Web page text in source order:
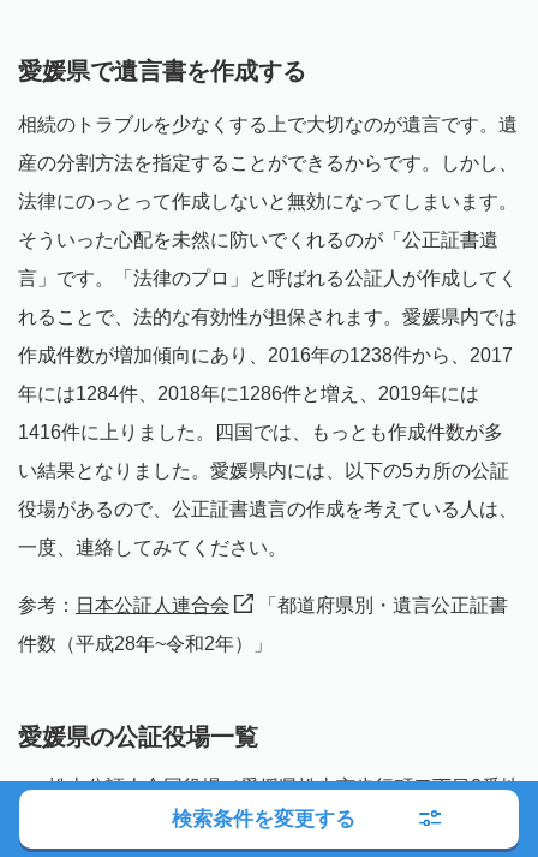
愛媛県で遺言書を作成する
相続のトラブルを少なくする上で大切なのが遺言です。遺
産の分割方法を指定することができるからです。しかし、
法律にのっとって作成しないと無効になってしまいます。
そういった心配を未然に防いでくれるのが「公正証書遺
言」です。「法律のプロ」と呼ばれる公証人が作成してく
れることで、法的な有効性が担保されます。愛媛県内では
作成件数が増加傾向にあり、2016年の1238件から、2017
年には1284件、2018年に1286件と増え、2019年には
1416件に上りました。四国では、もっとも作成件数が多
い結果となりました。愛媛県内には、以下の5カ所の公証
役場があるので、公正証書遺言の作成を考えている人は、
一度、連絡してみてください。
参考： 日本公証人連合会
「都道府県別・遺言公正証書
件数（平成28年~令和2年）」
愛媛県の公証役場一覧
松山公証人合同役場（愛媛県松山市歩行町二丁目3番地
26 公証ビル2階）
八幡浜公証役場（愛媛県八幡浜市北浜一丁目3番37号
検索条件を変更する